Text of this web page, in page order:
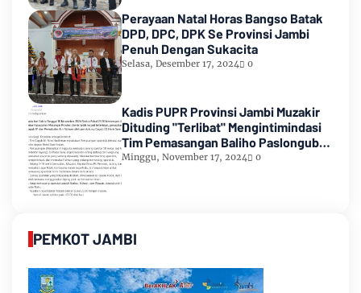
Perayaan Natal Horas Bangso Batak
DPD, DPC, DPK Se Provinsi Jambi
Penuh Dengan Sukacita
Selasa, Desember 17, 2024 0
Kadis PUPR Provinsi Jambi Muzakir
Dituding "Terlibat" Mengintimindasi
Tim Pemasangan Baliho Paslongub
Romi-Sudirman
Minggu, November 17, 2024 0
PEMKOT JAMBI